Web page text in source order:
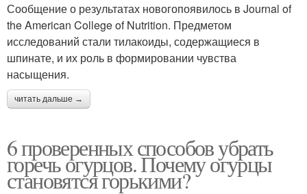
Сообщение о результатах новогопоявилось в Journal of
the American College of Nutrition. Предметом
исследований стали тилакоиды, содержащиеся в
шпинате, и их роль в формировании чувства
насыщения.
читать дальше →
6 проверенных способов убрать
горечь огурцов. Почему огурцы
становятся горькими?